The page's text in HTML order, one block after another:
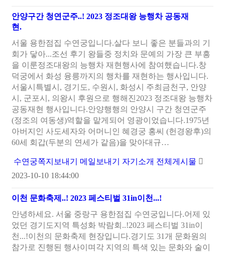
안양구간 청연군주..! 2023 정조대왕 능행차 공동재
현.
서울 용한점집 수연궁입니다.살다 보니 좋은 분들과의 기
회가 닿아...조선 후기 왕들중 정치와 문예의 가장 큰 부흥
을 이룬정조대왕의 능행차 재현행사에 참여했습니다.창
덕궁에서 화성 융릉까지의 행차를 재현하는 행사입니다.
서울시특별시, 경기도, 수원시, 화성시 주최금천구, 안양
시, 군포시, 의왕시 후원으로 행해진2023 정조대왕 능행차
공동재현 행사입니다.안양행행의 안양시 구간 청연군주
(정조의 여동생)역할을 맡게되어 영광이었습니다.1975년
아버지인 사도세자와 어머니인 혜경궁 홍씨 (헌경왕후)의
60세 회갑(두분의 연세가 같음)을 맞아대규…
수연궁쪽지보내기 메일보내기 자기소개 전체게시물
2023-10-10 18:44:00
이천 문화축제..! 2023 페스티벌 31in이천...!
안녕하세요. 서울 중랑구 용한점집 수연궁입니다.어제 있
었던 경기도지역 특성화 박람회..!2023 페스티벌 31in이
천...!이천의 문화축제 현장입니다.경기도 31개 문화원의
참가로 진행된 행사이며각 지역의 특색 있는 문화와 술이